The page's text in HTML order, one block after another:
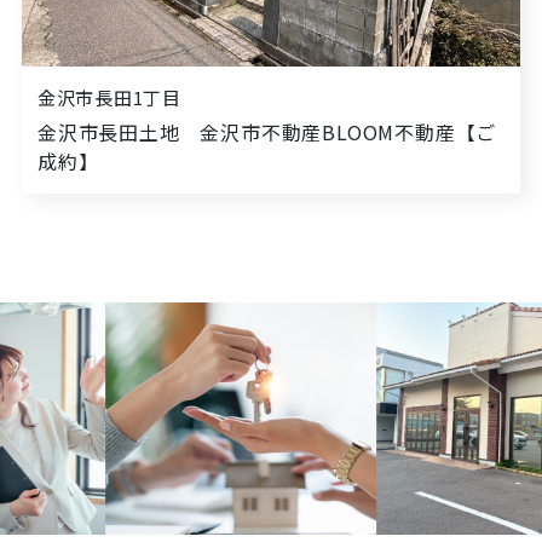
金沢市長田1丁目
金沢市長田土地 金沢市不動産BLOOM不動産【ご
成約】